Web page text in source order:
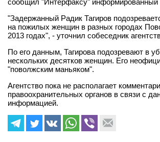
сообщил "Интерфаксу" информированный
"Задержанный Радик Тагиров
на пожилых женщин в разных городах
2013 годах", - уточнил собеседник
По его данным, Тагирова подозревают в
нескольких десятков женщин. Его
"поволжским маньяком".
Агентство пока не располагает
правоохранительных органов в связи с
информацией.